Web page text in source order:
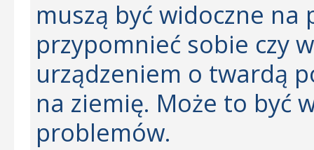
muszą być widoczne
przypomnieć sobie czy
urządzeniem o twardą
na ziemię. Może to być
problemów.